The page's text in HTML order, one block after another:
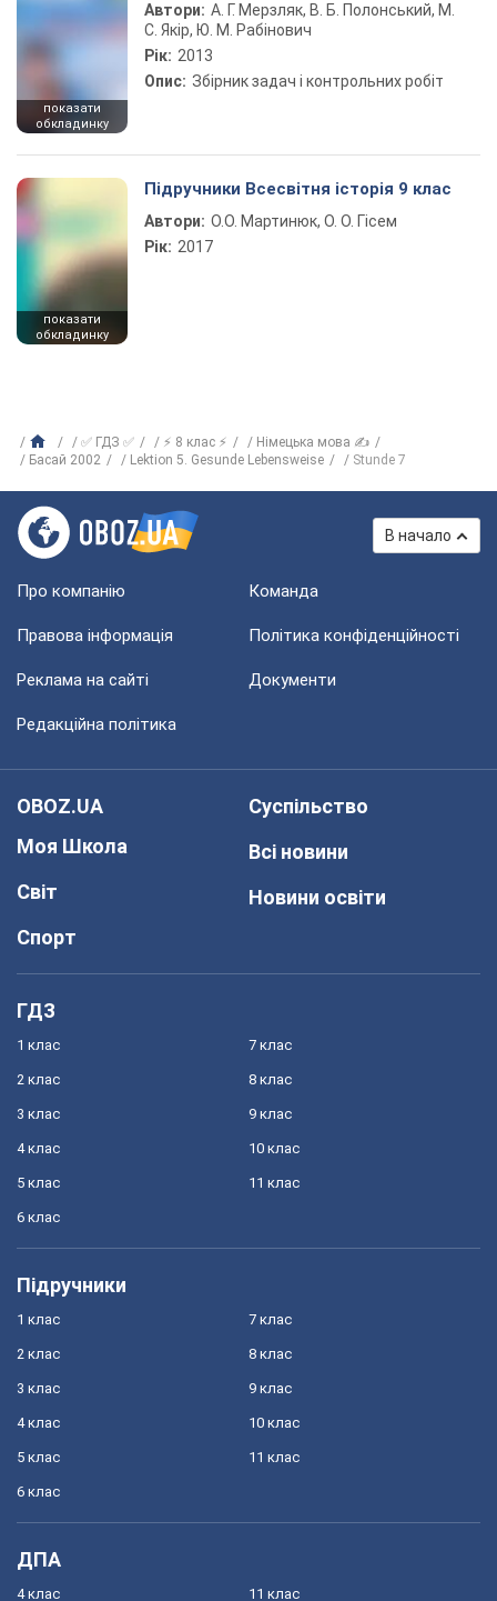
показати
обкладинку
Автори: А. Г. Мерзляк, В. Б. Полонський, М.
С. Якір, Ю. М. Рабінович
Рік: 2013
Опис: Збірник задач і контрольних робіт
показати
обкладинку
Підручники Всесвітня історія 9 клас
Автори: О.О. Мартинюк, О. О. Гісем
Рік: 2017
✅ ГДЗ ✅ ⚡ 8 клас ⚡
Німецька мова ✍
Басай 2002
Lektion 5. Gesunde Lebensweise Stunde 7
В начало
Про компанію Команда
Правова інформація Політика конфіденційності
Реклама на сайті Документи
Редакційна політика
OBOZ.UA
Моя Школа
Світ
Спорт
Суспільство
Всі новини
Новини освіти
ГДЗ
1 клас
2 клас
3 клас
4 клас
5 клас
6 клас
7 клас
8 клас
9 клас
10 клас
11 клас
Підручники
1 клас
2 клас
3 клас
4 клас
5 клас
6 клас
7 клас
8 клас
9 клас
10 клас
11 клас
ДПА
4 клас 11 клас